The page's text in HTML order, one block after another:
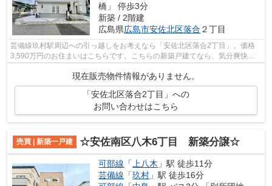
橋」 停歩3分
新築 / 2階建
広島県広島市安佐北区落合 ２丁目
芸備線玖村駅周辺への引っ越しをお考えなら「安佐北区落合2丁目」。価格
3,590万円のお住まいはこちらです。こちらの新築戸建てなら、気分爽快に
現在販売物件情報がありません。
「安佐北区落合2丁目」への
お問い合わせはこちら
売買 | 新築一戸建 ☆安佐南区八木6丁目 新築分譲☆
可部線 「 上八木 」駅 徒歩11分
芸備線 「玖村 」駅 徒歩16分